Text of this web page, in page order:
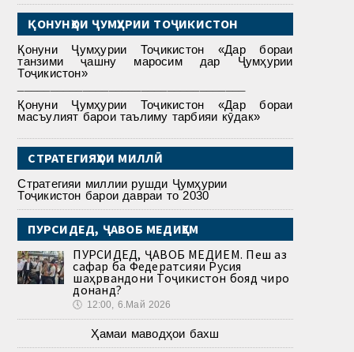
ҚОНУНҲОИ ҶУМҲУРИИ ТОҶИКИСТОН
Қонуни Ҷумҳурии Тоҷикистон «Дар бораи
танзими ҷашну маросим дар Ҷумҳурии
Тоҷикистон»
Қонуни Ҷумҳурии Тоҷикистон «Дар бораи
масъулият барои таълиму тарбияи кӯдак»
СТРАТЕГИЯҲОИ МИЛЛӢ
Стратегияи миллии рушди Ҷумҳурии
Тоҷикистон барои давраи то 2030
ПУРСИДЕД, ҶАВОБ МЕДИҲЕМ
ПУРСИДЕД, ҶАВОБ МЕДИҲЕМ. Пеш аз
сафар ба Федератсияи Русия
шаҳрвандони Тоҷикистон бояд чиро
донанд?
🕔 12:00, 6.Май 2026
Ҳамаи маводҳои бахш